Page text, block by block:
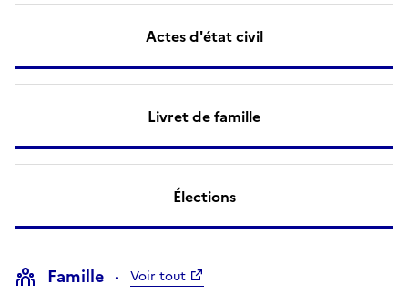
Actes d'état civil
Livret de famille
Élections
Famille Voir tout